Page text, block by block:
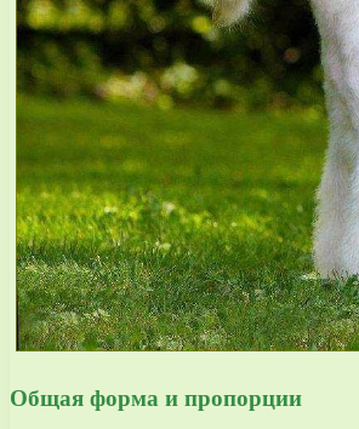
Общая форма и пропорции